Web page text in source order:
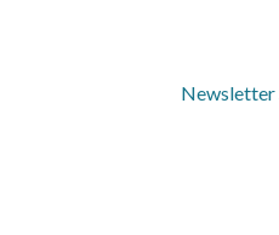
Newsletter